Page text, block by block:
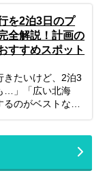
をプランニングす
立てください。
旅行は最高の体
では、子連れファ
いっきり楽しむた
から、子供が絶
＆アクティビテ
してあると便利
パママ目線で徹
を2泊3日のプ
全解説！計画の
すすめスポット
きたいけど、2泊3
…」「広い北海
るのがベストな
可能です！この記
ために、2泊3日の